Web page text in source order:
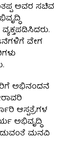
ಅವರ ಸಚಿವ
ವೇಗ
ಅಭಿನಂದನೆ
ಆಸ್ಪತ್ರೆಗಳ
ಅಭಿವೃದ್ಧಿ
ಮನವಿ